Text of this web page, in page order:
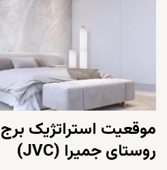
موقعیت استراتژیک برج
روستای جمیرا (JVC)